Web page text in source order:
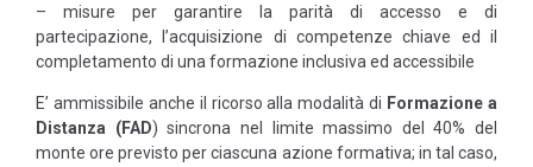
– misure per garantire la parità di accesso e di
partecipazione, l’acquisizione di competenze chiave ed il
completamento di una formazione inclusiva ed accessibile
E’ ammissibile anche il ricorso alla modalità di Formazione a
Distanza (FAD) sincrona nel limite massimo del 40% del
monte ore previsto per ciascuna azione formativa; in tal caso,